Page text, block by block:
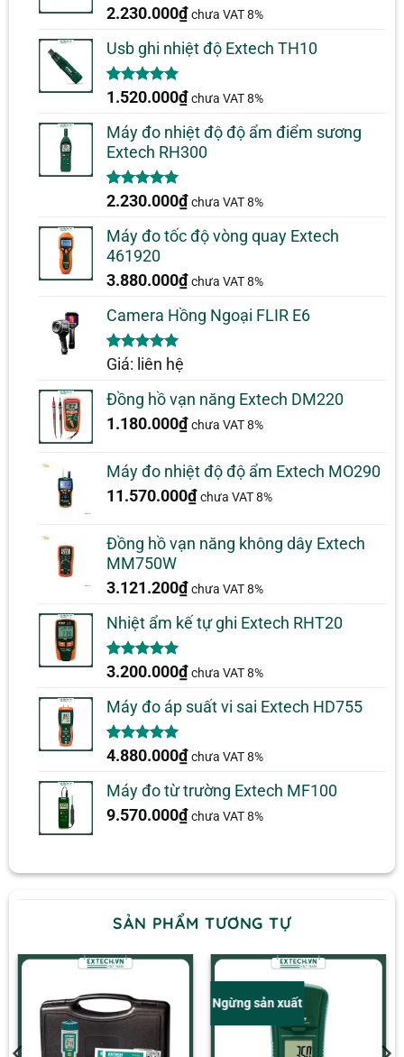
2.230.000₫ chưa VAT 8%
Usb ghi nhiệt độ Extech TH10
5.00trên 5
1
đánh giá
1.520.000₫ chưa VAT 8%
Máy đo nhiệt độ độ ẩm điểm sương
Extech RH300
5.00trên 5
1
đánh giá
2.230.000₫ chưa VAT 8%
Máy đo tốc độ vòng quay Extech
461920
3.880.000₫ chưa VAT 8%
Camera Hồng Ngoại FLIR E6
5.00trên 5
1
đánh giá
Giá: liên hệ
Đồng hồ vạn năng Extech DM220
1.180.000₫ chưa VAT 8%
Máy đo nhiệt độ độ ẩm Extech MO290
11.570.000₫ chưa VAT 8%
Đồng hồ vạn năng không dây Extech
MM750W
3.121.200₫ chưa VAT 8%
Nhiệt ẩm kế tự ghi Extech RHT20
5.00trên 5
2
đánh giá
3.200.000₫ chưa VAT 8%
Máy đo áp suất vi sai Extech HD755
5.00trên 5
1
đánh giá
4.880.000₫ chưa VAT 8%
Máy đo từ trường Extech MF100
9.570.000₫ chưa VAT 8%
SẢN PHẨM TƯƠNG TỰ
Ngừng sản xuất